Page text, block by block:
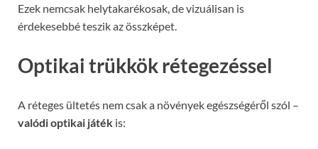
Ezek nemcsak helytakarékosak, de vizuálisan is
érdekesebbé teszik az összképet.
Optikai trükkök rétegezéssel
A réteges ültetés nem csak a növények egészségéről szól –
valódi optikai játék is: